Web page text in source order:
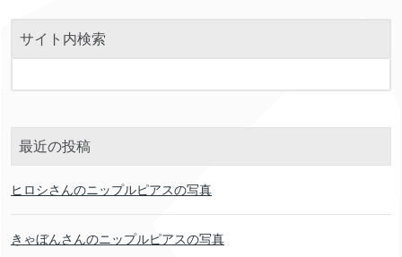
サイト内検索
最近の投稿
ヒロシさんのニップルピアスの写真
きゃぼんさんのニップルピアスの写真